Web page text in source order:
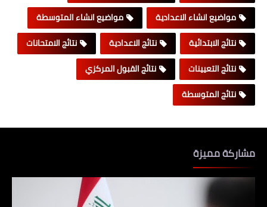
مواضيع انشاء الاعدادية
مواضيع انشاء المتوسطة
نتائج الابتدائية
نتائج الاعدادية
نتائج الامتحانات
نتائج التعيينات
نتائج القبول المركزي
نتائج المتوسطة
مشاركة مميزة